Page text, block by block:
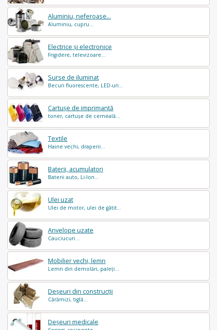
Aluminiu, neferoase...
Aluminiu, cupru...
Electrice și electronice
Frigidere, televizoare...
Surse de iluminat
Becuri fluorescente, LED-uri...
Cartușe de imprimantă
toner, cartușe de cerneală...
Textile
Haine vechi, draperii...
Baterii, acumulatori
Baterii auto, Li-Ion...
Ulei uzat
Ulei de motor, ulei de gătit...
Anvelope uzate
Cauciucuri...
Mobilier vechi, lemn
Lemn din demolări, paleți...
Deșeuri din construcții
Cărămizi, tiglă...
Deșeuri medicale